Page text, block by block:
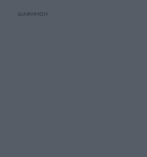
ΔΙΑΦΗΜΙΣΗ